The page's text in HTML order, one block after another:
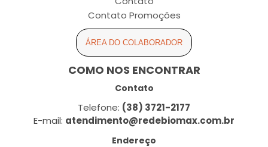
Contato Promoções
ÁREA DO COLABORADOR
COMO NOS ENCONTRAR
Contato
Telefone: (38) 3721-2177
E-mail: atendimento@redebiomax.com.br
Endereço